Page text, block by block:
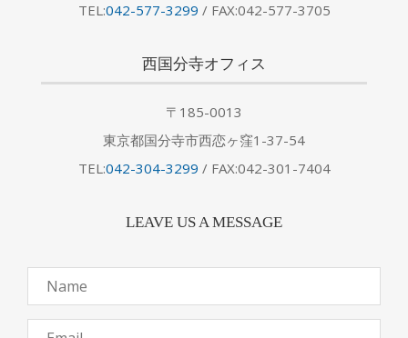
TEL:042-577-3299 / FAX:042-577-3705
西国分寺オフィス
〒185-0013
東京都国分寺市西恋ヶ窪1-37-54
TEL:042-304-3299 / FAX:042-301-7404
LEAVE US A MESSAGE